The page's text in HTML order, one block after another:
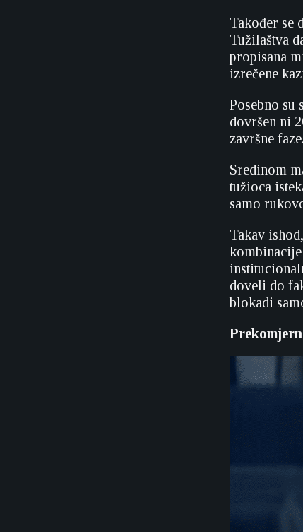
Također se
Tužilaštva
propisana
izrečene
Posebno su
dovršen ni
završne faze.
Sredinom
tužioca
samo
Takav
doveli do
blokadi